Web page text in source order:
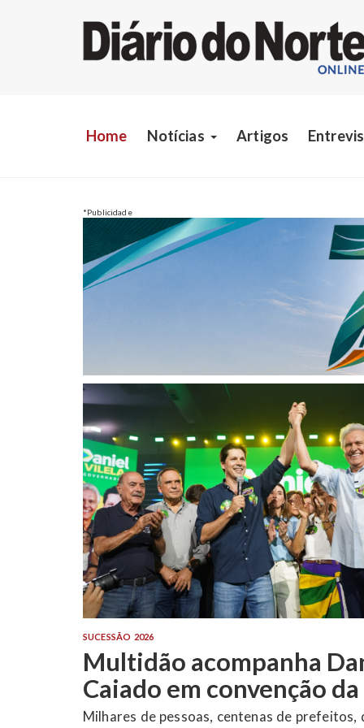
Home Notícias Artigos
*Publicidade
SUCESSÃO 2026
Marconi oficializa
Governo e afirma que
escolherá entre legado e